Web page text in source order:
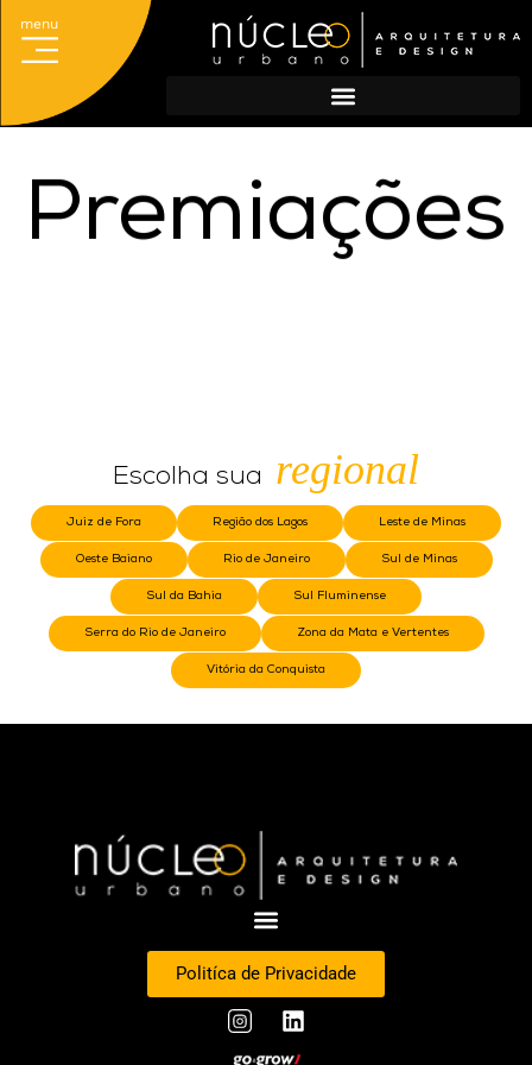
menu
Premiações
Escolha sua regional
Juiz de Fora Região dos Lagos Leste de Minas
Oeste Baiano Rio de Janeiro Sul de Minas
Sul da Bahia Sul Fluminense
Serra do Rio de Janeiro Zona da Mata e Vertentes
Vitória da Conquista
Politíca de Privacidade